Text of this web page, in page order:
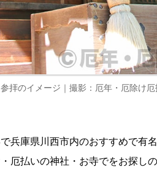
拝のイメージ｜撮影：厄年・厄除け厄
兵庫県川西市内のおすすめで有
厄払いの神社・お寺でをお探し